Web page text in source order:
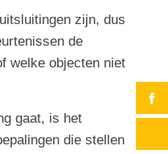
zijn, dus
de
welke objecten niet
gaat, is het
die stellen